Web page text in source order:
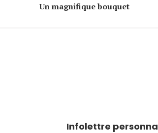
Un magnifique bouquet
Infolettre